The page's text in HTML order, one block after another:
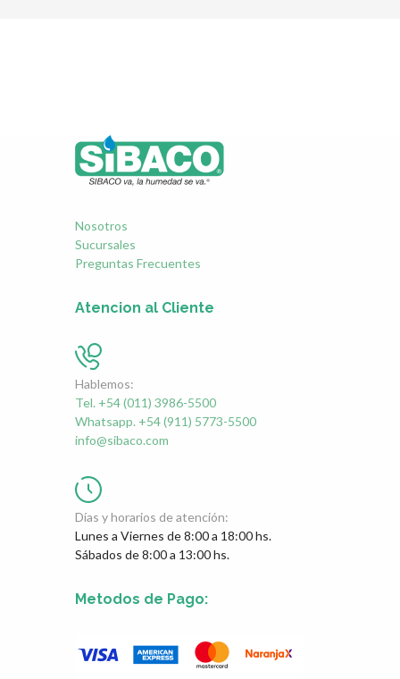
Nosotros
Sucursales
Preguntas Frecuentes
Atencion al Cliente
Hablemos:
Tel. +54 (011) 3986-5500
Whatsapp. +54 (911) 5773-5500
info@sibaco.com
Días y horarios de atención:
Lunes a Viernes de 8:00 a 18:00 hs.
Sábados de 8:00 a 13:00 hs.
Metodos de Pago: